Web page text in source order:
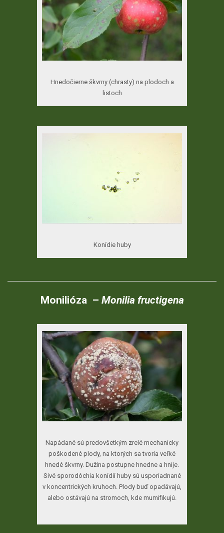
Hnedočierne škvrny (chrasty) na plodoch a
listoch
Konídie huby
Monilióza – Monilia fructigena
Napádané sú predovšetkým zrelé mechanicky
poškodené plody, na ktorých sa tvoria veľké
hnedé škvrny. Dužina postupne hnedne a hnije.
Sivé sporodóchia konídií huby sú usporiadnané
v koncentrických kruhoch. Plody buď opadávajú,
alebo ostávajú na stromoch, kde mumifikujú.